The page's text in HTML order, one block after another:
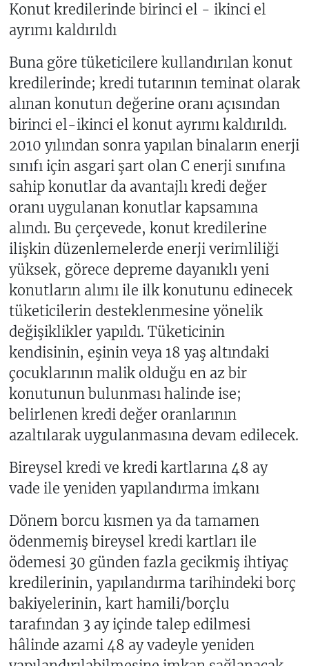
Konut kredilerinde birinci el - ikinci el
ayrımı kaldırıldı
Buna göre tüketicilere kullandırılan konut
kredilerinde; kredi tutarının teminat olarak
alınan konutun değerine oranı açısından
birinci el-ikinci el konut ayrımı kaldırıldı.
2010 yılından sonra yapılan binaların enerji
sınıfı için asgari şart olan C enerji sınıfına
sahip konutlar da avantajlı kredi değer
oranı uygulanan konutlar kapsamına
alındı. Bu çerçevede, konut kredilerine
ilişkin düzenlemelerde enerji verimliliği
yüksek, görece depreme dayanıklı yeni
konutların alımı ile ilk konutunu edinecek
tüketicilerin desteklenmesine yönelik
değişiklikler yapıldı. Tüketicinin
kendisinin, eşinin veya 18 yaş altındaki
çocuklarının malik olduğu en az bir
konutunun bulunması halinde ise;
belirlenen kredi değer oranlarının
azaltılarak uygulanmasına devam edilecek.
Bireysel kredi ve kredi kartlarına 48 ay
vade ile yeniden yapılandırma imkanı
Dönem borcu kısmen ya da tamamen
ödenmemiş bireysel kredi kartları ile
ödemesi 30 günden fazla gecikmiş ihtiyaç
kredilerinin, yapılandırma tarihindeki borç
bakiyelerinin, kart hamili/borçlu
tarafından 3 ay içinde talep edilmesi
hâlinde azami 48 ay vadeyle yeniden